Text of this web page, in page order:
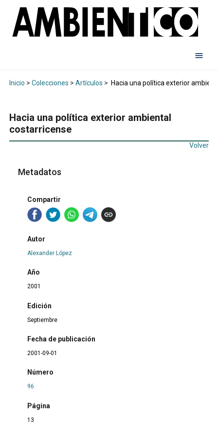
Inicio > Colecciones > Artículos > Hacia una política exterior
Hacia una política exterior ambiental
costarricense
Volver
Metadatos
Compartir
Autor
Alexander López
Año
2001
Edición
Septiembre
Fecha de publicación
2001-09-01
Número
96
Página
13